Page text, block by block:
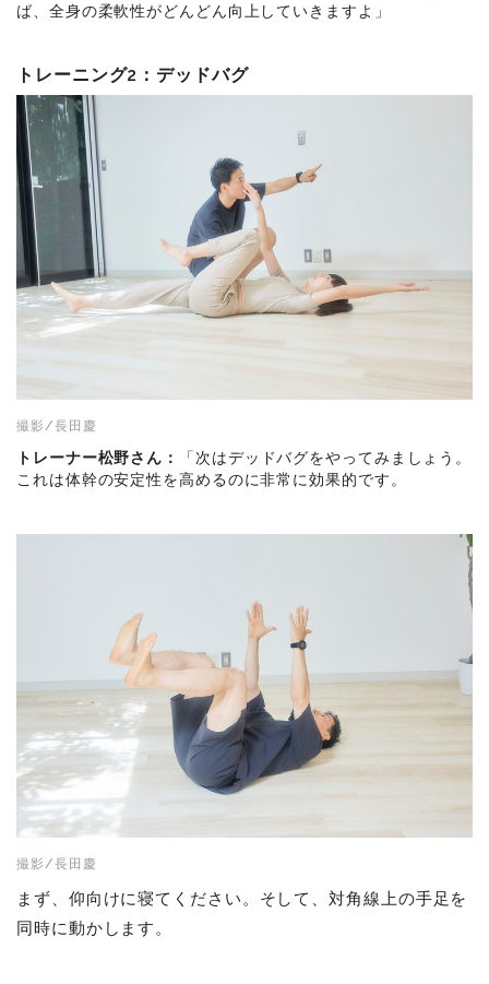
ば、全身の柔軟性がどんどん向上していきますよ」
トレーニング2： デッドバグ
撮影/長田慶
トレーナー松野さん：
「次はデッドバグをやってみましょう。
これは体幹の安定性を高めるのに非常に効果的です。
撮影/長田慶
まず、仰向けに寝てください。そして、対角線上の手足を
同時に動かします。